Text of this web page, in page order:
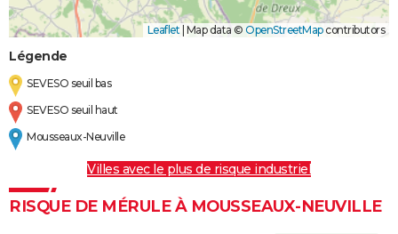
Leaflet Map data © OpenStreetMapcontributors
Légende
SEVESO seuil bas
SEVESO seuil haut
Mousseaux-Neuville
Villes avec le plus de risque industriel
RISQUE DE MÉRULE À MOUSSEAUX-NEUVILLE